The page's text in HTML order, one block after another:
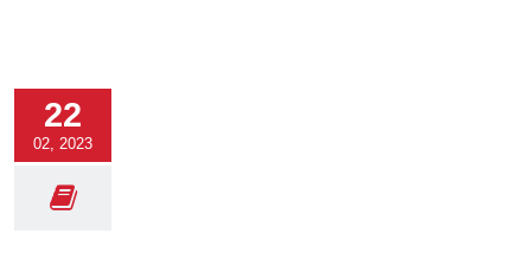
22
02, 2023